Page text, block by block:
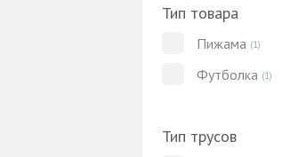
Тип товара
Пижама (1)
Футболка (1)
Тип трусов